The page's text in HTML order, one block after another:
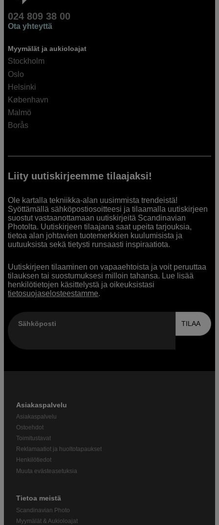
024 809 38 00
Ota yhteyttä
Myymälät ja aukioloajat
Stockholm
Oslo
Helsinki
København
Malmö
Borås
Liity uutiskirjeemme tilaajaksi!
Ole kartalla tekniikka-alan uusimmista trendeistä!
Syöttämällä sähköpostiosoitteesi ja tilaamalla uutiskirjeen
suostut vastaanottamaan uutiskirjeitä Scandinavian
Photolta. Uutiskirjeen tilaajana saat upeita tarjouksia,
tietoa alan johtavien tuotemerkkien kuulumisista ja
uutuuksista sekä tietysti runsaasti inspiraatiota.
Uutiskirjeen tilaaminen on vapaaehtoista ja voit peruuttaa
tilauksen tai suostumuksesi milloin tahansa. Lue lisää
henkilötietojen käsittelystä ja oikeuksistasi
tietosuojaselosteestamme.
Sähköposti TILAA
Asiakaspalvelu
Asiakaspalvelu
Ostoehdot
Toimitustavat
Reklamaatiot ja huoltotapaukset
Henkilötiedot
Muuta evästeasetuksia
Tietoa meistä
Scandinavian Photo
Myymälät & Aukioloajat